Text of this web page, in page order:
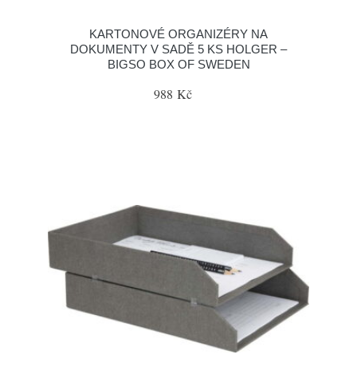
KARTONOVÉ ORGANIZÉRY NA
DOKUMENTY V SADĚ 5 KS HOLGER –
BIGSO BOX OF SWEDEN
988 Kč